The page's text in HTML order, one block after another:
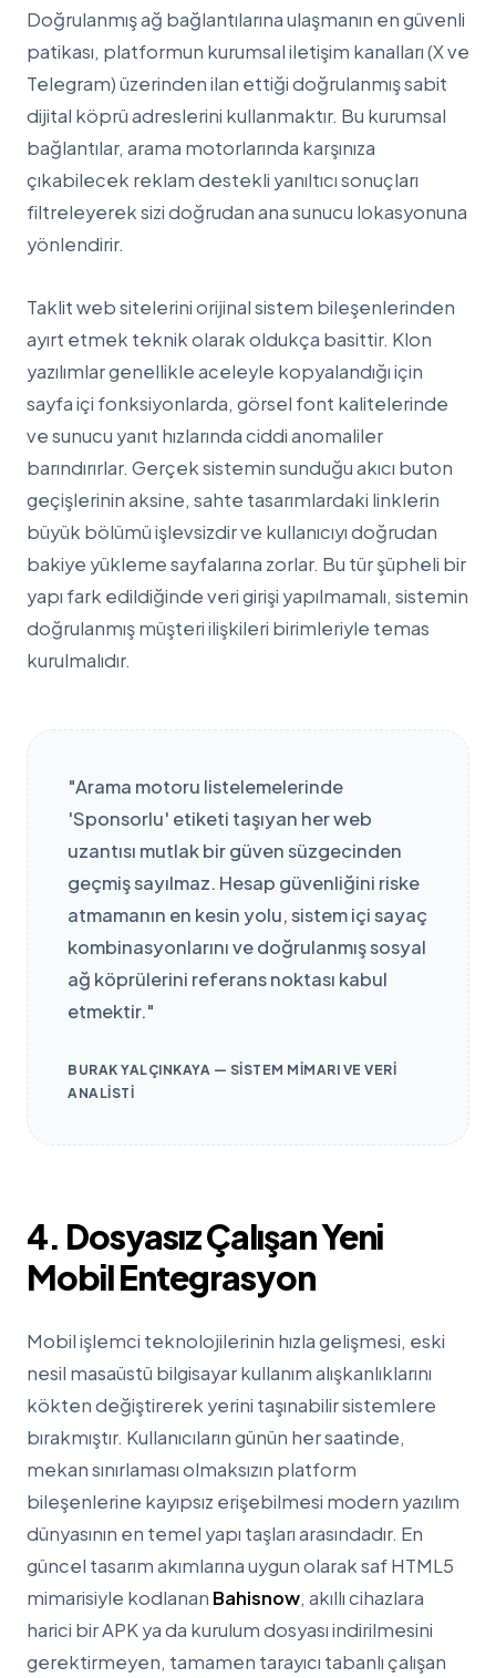
Doğrulanmış ağ bağlantılarına ulaşmanın en güvenli
patikası, platformun kurumsal iletişim kanalları (X ve
Telegram) üzerinden ilan ettiği doğrulanmış sabit
dijital köprü adreslerini kullanmaktır. Bu kurumsal
bağlantılar, arama motorlarında karşınıza
çıkabilecek reklam destekli yanıltıcı sonuçları
filtreleyerek sizi doğrudan ana sunucu lokasyonuna
yönlendirir.
Taklit web sitelerini orijinal sistem bileşenlerinden
ayırt etmek teknik olarak oldukça basittir. Klon
yazılımlar genellikle aceleyle kopyalandığı için
sayfa içi fonksiyonlarda, görsel font kalitelerinde
ve sunucu yanıt hızlarında ciddi anomaliler
barındırırlar. Gerçek sistemin sunduğu akıcı buton
geçişlerinin aksine, sahte tasarımlardaki linklerin
büyük bölümü işlevsizdir ve kullanıcıyı doğrudan
bakiye yükleme sayfalarına zorlar. Bu tür şüpheli bir
yapı fark edildiğinde veri girişi yapılmamalı, sistemin
doğrulanmış müşteri ilişkileri birimleriyle temas
kurulmalıdır.
"Arama motoru listelemelerinde
'Sponsorlu' etiketi taşıyan her web
uzantısı mutlak bir güven süzgecinden
geçmiş sayılmaz. Hesap güvenliğini riske
atmamanın en kesin yolu, sistem içi sayaç
kombinasyonlarını ve doğrulanmış sosyal
ağ köprülerini referans noktası kabul
etmektir."
BURAK YALÇINKAYA — SISTEM MIMARI VE VERI
ANALISTI
4. Dosyasız Çalışan Yeni
Mobil Entegrasyon
Mobil işlemci teknolojilerinin hızla gelişmesi, eski
nesil masaüstü bilgisayar kullanım alışkanlıklarını
kökten değiştirerek yerini taşınabilir sistemlere
bırakmıştır. Kullanıcıların günün her saatinde,
mekan sınırlaması olmaksızın platform
bileşenlerine kayıpsız erişebilmesi modern yazılım
dünyasının en temel yapı taşları arasındadır. En
güncel tasarım akımlarına uygun olarak saf HTML5
mimarisiyle kodlanan Bahisnow, akıllı cihazlara
harici bir APK ya da kurulum dosyası indirilmesini
gerektirmeyen, tamamen tarayıcı tabanlı çalışan